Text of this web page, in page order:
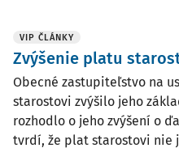
VIP ČLÁNKY
Zvýšenie platu
Obecné zastupiteľstvo na
starostovi zvýšilo jeho
rozhodlo o jeho zvýšení o
tvrdí, že plat starostovi nie